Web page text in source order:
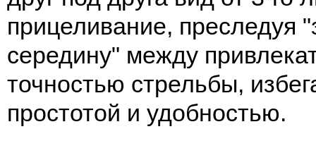
прицеливание, преследуя
середину" между
точностью стрельбы,
простотой и удобностью.